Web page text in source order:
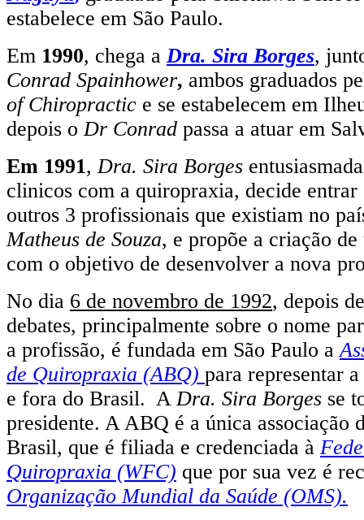
estabelece em São Paulo.
Em 1990, chega a Dra. Sira Borges,
Conrad Spainhower, ambos graduados
of Chiropractic e se estabelecem em
depois o Dr Conrad passa a atuar em
Em 1991, Dra. Sira Borges
clinicos com a quiropraxia, decide entrar
outros 3 profissionais que existiam no
Matheus de Souza, e propõe a criação de
com o objetivo de desenvolver a nova
No dia 6 de novembro de 1992, depois
debates, principalmente sobre o nome
a profissão, é fundada em São Paulo a
de Quiropraxia (ABQ) para representar
e fora do Brasil. A Dra. Sira Borges se
presidente. A ABQ é a única associação
Brasil, que é filiada e credenciada à
Quiropraxia (WFC) que por sua vez é
Organização Mundial da Saúde (OMS).